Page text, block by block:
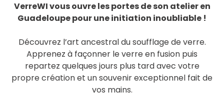
VerreWI vous ouvre les portes de son atelier en
Guadeloupe pour une initiation inoubliable !
Découvrez l’art ancestral du soufflage de verre.
Apprenez à façonner le verre en fusion puis
repartez quelques jours plus tard avec votre
propre création et un souvenir exceptionnel fait de
vos mains.